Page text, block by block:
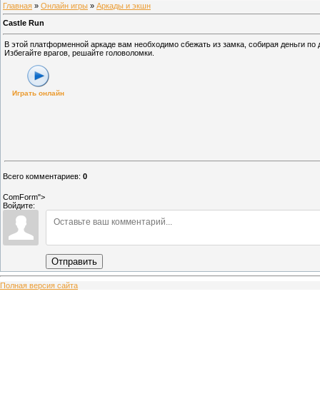
Главная » Онлайн игры » Аркады и экшн
Castle Run
В этой платформенной аркаде вам необходимо сбежать из замка, собирая деньги
Избегайте врагов, решайте головоломки.
Играть онлайн
Всего комментариев: 0
ComForm">
Войдите:
Отправить
Полная версия сайта